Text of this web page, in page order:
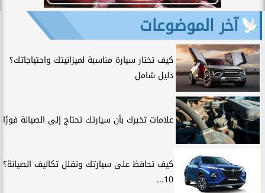
آخر الموضوعات
كيف تختار سيارة مناسبة لميزانيتك واحتياجاتك؟
دليل شامل
علامات تخبرك بأن سيارتك تحتاج إلى الصيانة فورًا
كيف تحافظ على سيارتك وتقلل تكاليف الصيانة؟
10...